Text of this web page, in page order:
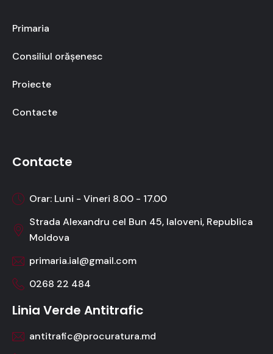
Primaria
Consiliul orășenesc
Proiecte
Contacte
Contacte
Orar: Luni - Vineri 8.00 - 17.00
Strada Alexandru cel Bun 45, Ialoveni, Republica
Moldova
primaria.ial@gmail.com
0268 22 484
Linia Verde Antitrafic
antitrafic@procuratura.md